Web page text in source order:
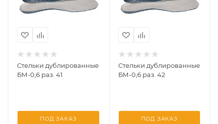
Стельки дублированные
БМ-0,6 раз. 41
ПОД ЗАКАЗ
Стельки дублированные
БМ-0,6 раз. 42
ПОД ЗАКАЗ